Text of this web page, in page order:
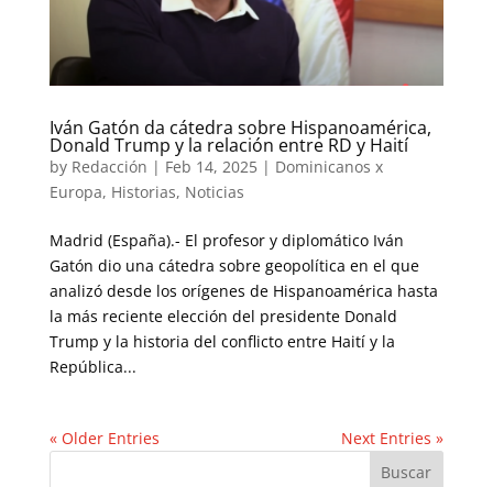
Iván Gatón da cátedra sobre Hispanoamérica,
Donald Trump y la relación entre RD y Haití
by Redacción | Feb 14, 2025| Dominicanos x
Europa, Historias, Noticias
Madrid (España).- El profesor y diplomático Iván
Gatón dio una cátedra sobre geopolítica en el que
analizó desde los orígenes de Hispanoamérica hasta
la más reciente elección del presidente Donald
Trump y la historia del conflicto entre Haití y la
República...
« Older Entries Next Entries »